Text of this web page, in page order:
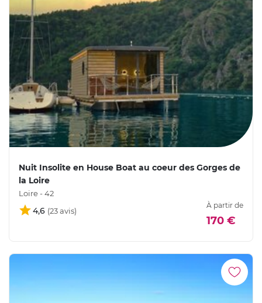
Nuit Insolite en House Boat au coeur des Gorges de
la Loire
Loire - 42
4,6
À partir de
170 €